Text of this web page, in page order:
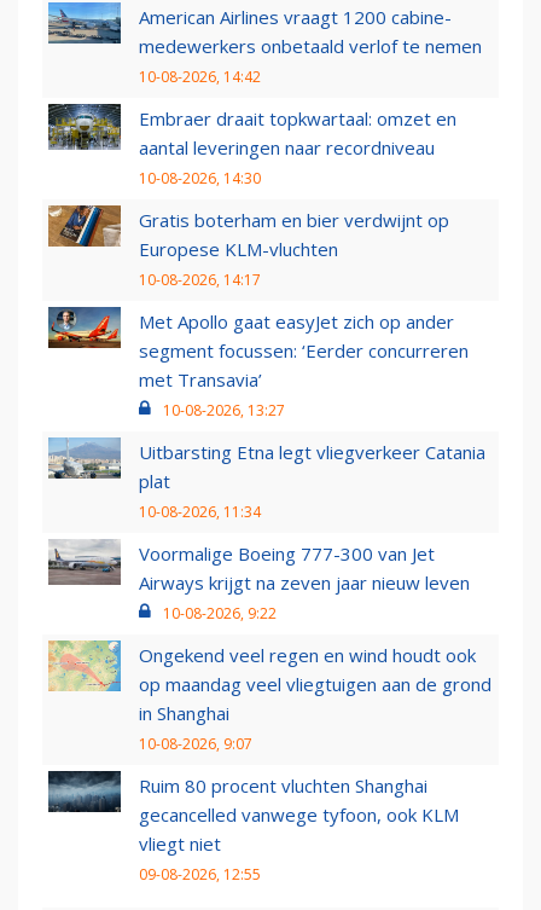
American Airlines vraagt 1200 cabine-
medewerkers onbetaald verlof te nemen
10-08-2026, 14:42
Embraer draait topkwartaal: omzet en
aantal leveringen naar recordniveau
10-08-2026, 14:30
Gratis boterham en bier verdwijnt op
Europese KLM-vluchten
10-08-2026, 14:17
Met Apollo gaat easyJet zich op ander
segment focussen: ‘Eerder concurreren
met Transavia’
10-08-2026, 13:27
Uitbarsting Etna legt vliegverkeer Catania
plat
10-08-2026, 11:34
Voormalige Boeing 777-300 van Jet
Airways krijgt na zeven jaar nieuw leven
10-08-2026, 9:22
Ongekend veel regen en wind houdt ook
op maandag veel vliegtuigen aan de grond
in Shanghai
10-08-2026, 9:07
Ruim 80 procent vluchten Shanghai
gecancelled vanwege tyfoon, ook KLM
vliegt niet
09-08-2026, 12:55